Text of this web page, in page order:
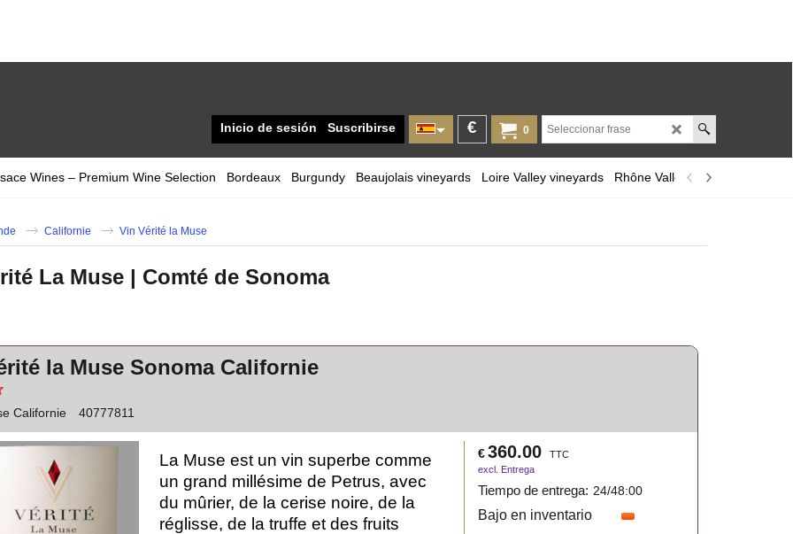
0
€
Inicio de sesión Suscribirse
Wines – Premium Wine Selection Bordeaux Burgundy Beaujolais vineyards Loire Valley vineyards Rhône Valley Provence and
Californie Vin Vérité la Muse
La Muse | Comté de Sonoma
la Muse Sonoma Californie
Californie 40777811
€ 360.00
TTC
excl. Entrega
Tiempo de entrega: 24/48:00
Bajo en inventario
La Muse est un vin superbe comme
un grand millésime de Petrus, avec
du mûrier, de la cerise noire, de la
réglisse, de la truffe et des fruits